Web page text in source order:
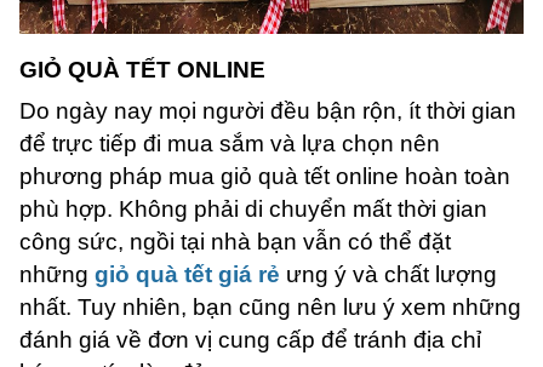
GIỎ QUÀ TẾT ONLINE
Do ngày nay mọi người đều bận rộn, ít thời gian
để trực tiếp đi mua sắm và lựa chọn nên
phương pháp mua giỏ quà tết online hoàn toàn
phù hợp. Không phải di chuyển mất thời gian
công sức, ngồi tại nhà bạn vẫn có thể đặt
những giỏ quà tết giá rẻ ưng ý và chất lượng
nhất. Tuy nhiên, bạn cũng nên lưu ý xem những
đánh giá về đơn vị cung cấp để tránh địa chỉ